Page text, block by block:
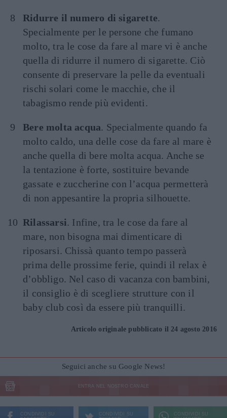
Ridurre il numero di sigarette.
Specialmente per le persone che fumano
molto, tra le cose da fare al mare vi è anche
quella di ridurre il numero di sigarette. Ciò
consente di preservare la pelle da eventuali
rischi solari come le macchie, che il
tabagismo rende più evidenti.
Bere molta acqua. Specialmente quando fa
molto caldo, una delle cose da fare al mare è
anche quella di bere molta acqua. Anche se
la tentazione è forte, sostituire bevande
gassate e zuccherine con l’acqua permetterà
di non appesantire la propria silhouette.
Rilassarsi. Infine, tra le cose da fare al
mare, non bisogna mai dimenticare di
riposarsi. Chissà quanto tempo passerà
prima delle prossime ferie, quindi il relax è
d’obbligo. Nel caso di vacanza con bambini,
il consiglio è di scegliere strutture con il
baby club così da essere più tranquilli.
Articolo originale pubblicato il 24 agosto 2016
Seguici anche su Google News!
ENTRA NEL NOSTRO CANALE
CONDIVIDI SU
CONDIVIDI SU
CONDIVIDI SU